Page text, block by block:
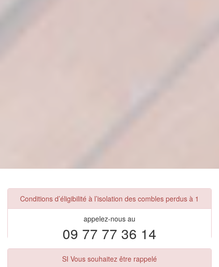
Conditions d’éligibilité à l’isolation des combles perdus à 1
appelez-nous au
09 77 77 36 14
SI Vous souhaitez être rappelé